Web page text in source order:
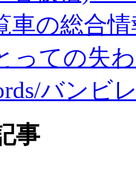
車の総合
っての失
バンビ
事